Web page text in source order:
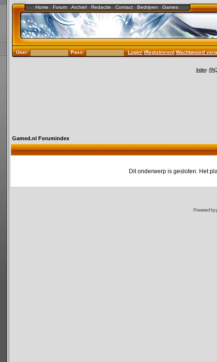
Home Forum Archief Redactie Contact Bedrijven Games
User: Pass: Login!(Registreren)Wachtwoord
Index-FAQ
Gamed.nl Forumindex
Dit onderwerp is gesloten. Het
Powered by